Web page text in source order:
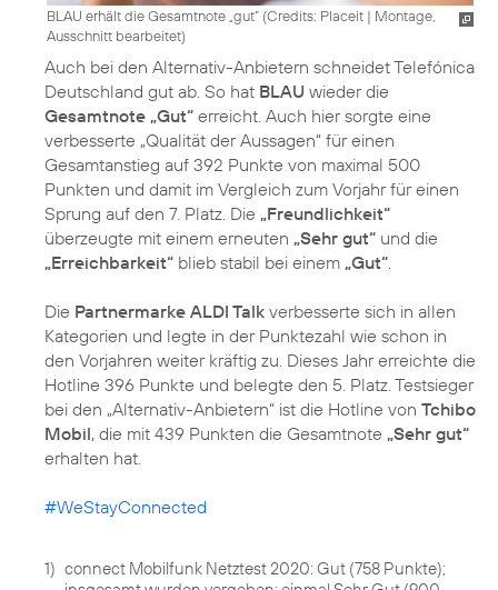
BLAU erhält die Gesamtnote „gut“ (Credits: Placeit | Montage,
Ausschnitt bearbeitet)
Auch bei den Alternativ-Anbietern schneidet Telefónica
Deutschland gut ab. So hat BLAU wieder die
Gesamtnote „Gut“ erreicht. Auch hier sorgte eine
verbesserte „Qualität der Aussagen“ für einen
Gesamtanstieg auf 392 Punkte von maximal 500
Punkten und damit im Vergleich zum Vorjahr für einen
Sprung auf den 7. Platz. Die „Freundlichkeit“
überzeugte mit einem erneuten „Sehr gut“ und die
„Erreichbarkeit“ blieb stabil bei einem „Gut“
Die Partnermarke ALDI Talk verbesserte sich in allen
Kategorien und legte in der Punktezahl wie schon in
den Vorjahren weiter kräftig zu. Dieses Jahr erreichte die
Hotline 396 Punkte und belegte den 5. Platz. Testsieger
bei den „Alternativ-Anbietern“ ist die Hotline von Tchibo
Mobil, die mit 439 Punkten die Gesamtnote „Sehr gut“
erhalten hat.
#WeStayConnected
1) connect Mobilfunk Netztest 2020: Gut (758 Punkte);